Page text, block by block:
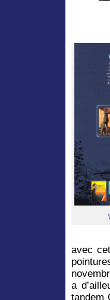
avec
a
tandem